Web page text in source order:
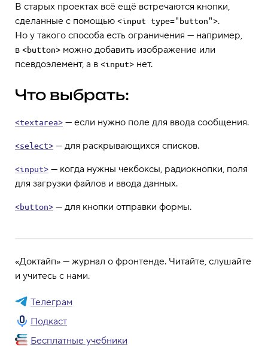
В старых проектах всё ещё встречаются кнопки,
сделанные с помощью <input type="button">.
Но у такого способа есть ограничения — например,
в <button> можно добавить изображение или
псевдоэлемент, а в <input> нет.
Что выбрать:
<textarea> — если нужно поле для ввода сообщения.
<select> — для раскрывающихся списков.
<input> — когда нужны чекбоксы, радиокнопки, поля
для загрузки файлов и ввода данных.
<button> — для кнопки отправки формы.
«Доктайп» — журнал о фронтенде. Читайте, слушайте
и учитесь с нами.
Телеграм
Подкаст
Бесплатные учебники